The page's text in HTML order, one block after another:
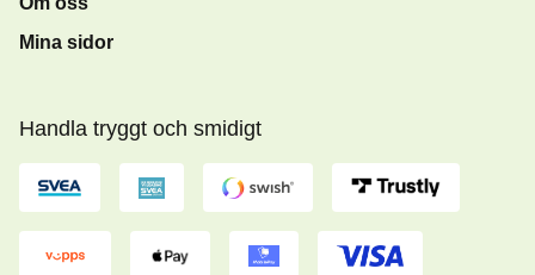
Mina sidor
Handla tryggt och smidigt